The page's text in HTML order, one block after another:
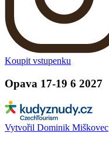
Koupit vstupenku
Opava 17-19 6 2027
Vytvořil Dominik Miškovec